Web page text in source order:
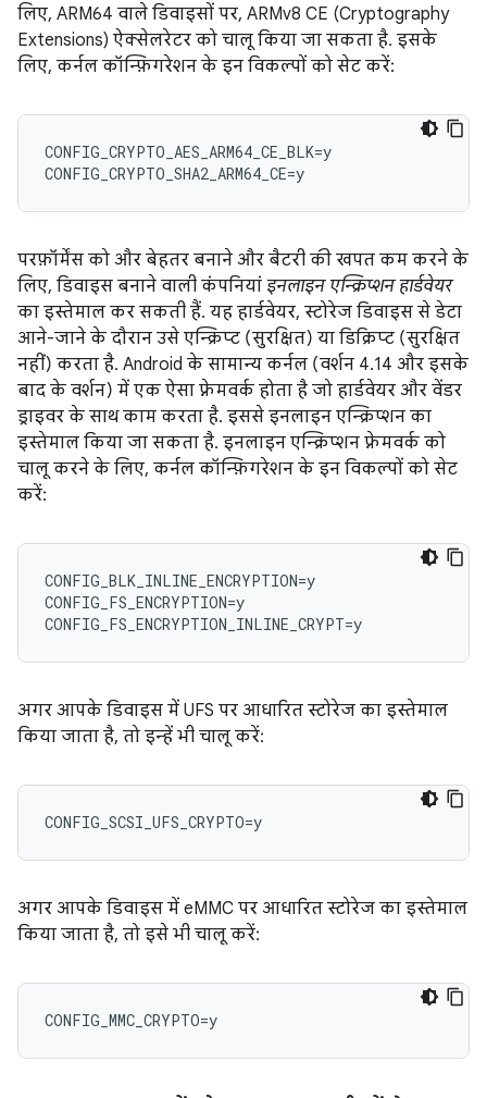
लिए, ARM64 वाले डिवाइसों पर, ARMv8 CE (Cryptography
Extensions) ऐक्सेलरेटर को चालू किया जा सकता है. इसके
लिए, कर्नल कॉन्फ़िगरेशन के इन विकल्पों को सेट करें:
CONFIG_CRYPTO_AES_ARM64_CE_BLK=y
परफ़ॉर्मेंस को और बेहतर बनाने और बैटरी की खपत कम करने के
लिए, डिवाइस बनाने वाली कंपनियां इनलाइन एन्क्रिप्शन हार्डवेयर
का इस्तेमाल कर सकती हैं. यह हार्डवेयर, स्टोरेज डिवाइस से डेटा
आने-जाने के दौरान उसे एन्क्रिप्ट (सुरक्षित) या डिक्रिप्ट (सुरक्षित
नहीं) करता है. Android के सामान्य कर्नल (वर्शन 4.14 और इसके
बाद के वर्शन) में एक ऐसा फ़्रेमवर्क होता है जो हार्डवेयर और वेंडर
ड्राइवर के साथ काम करता है. इससे इनलाइन एन्क्रिप्शन का
इस्तेमाल किया जा सकता है. इनलाइन एन्क्रिप्शन फ़्रेमवर्क को
चालू करने के लिए, कर्नल कॉन्फ़िगरेशन के इन विकल्पों को सेट
करें:
CONFIG_BLK_INLINE_ENCRYPTION=y
CONFIG_FS_ENCRYPTION=y
अगर आपके डिवाइस में UFS पर आधारित स्टोरेज का इस्तेमाल
किया जाता है, तो इन्हें भी चालू करें:
अगर आपके डिवाइस में eMMC पर आधारित स्टोरेज का इस्तेमाल
किया जाता है, तो इसे भी चालू करें: